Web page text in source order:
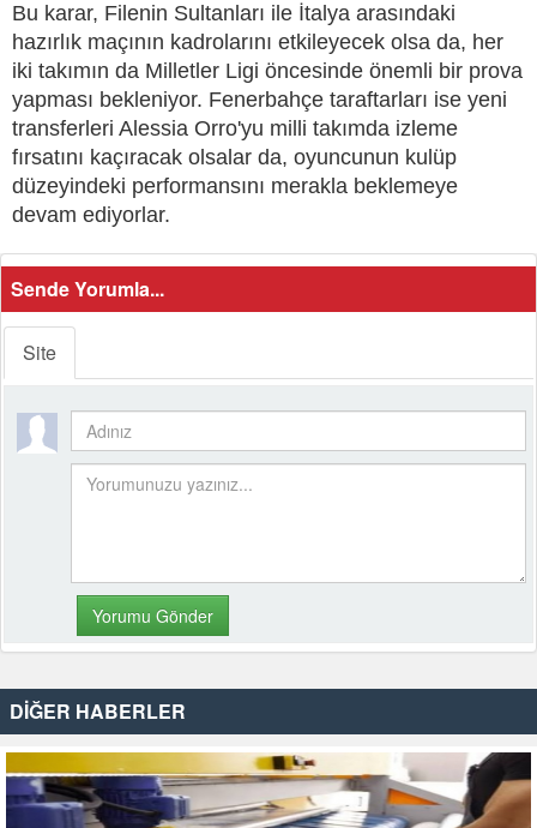
Bu karar, Filenin Sultanları ile İtalya arasındaki
hazırlık maçının kadrolarını etkileyecek olsa da, her
iki takımın da Milletler Ligi öncesinde önemli bir prova
yapması bekleniyor. Fenerbahçe taraftarları ise yeni
transferleri Alessia Orro'yu milli takımda izleme
fırsatını kaçıracak olsalar da, oyuncunun kulüp
düzeyindeki performansını merakla beklemeye
devam ediyorlar.
Sende Yorumla...
Site
DİĞER HABERLER